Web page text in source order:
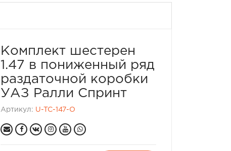
Комплект шестерен
1.47 в пониженный ряд
раздаточной коробки
УАЗ Ралли Спринт
Артикул: U-TC-147-O